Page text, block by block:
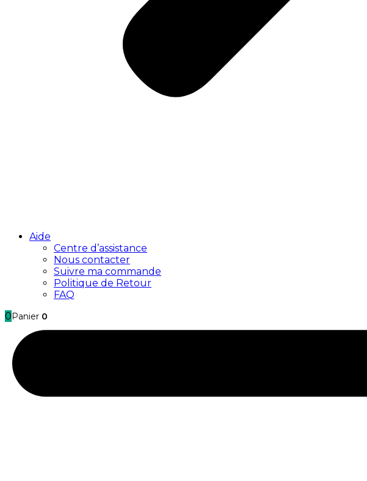
Aide
Centre d’assistance
Nous contacter
Suivre ma commande
Politique de Retour
FAQ
0 Panier 0